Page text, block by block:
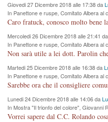
Giovedi 27 Dicembre 2018 alle 17:38 da
In Panettone e ruspe, Comitato Albera al
cronoprogramma"
Mercoledi 26 Dicembre 2018 alle 21:41 da
In Panettone e ruspe, Comitato Albera al
cronoprogramma"
Martedi 25 Dicembre 2018 alle 16:38 da
In Panettone e ruspe, Comitato Albera al
cronoprogramma"
Lunedi 24 Dicembre 2018 alle 14:06 da
In Mostra "Il trionfo del colore", Giovanni